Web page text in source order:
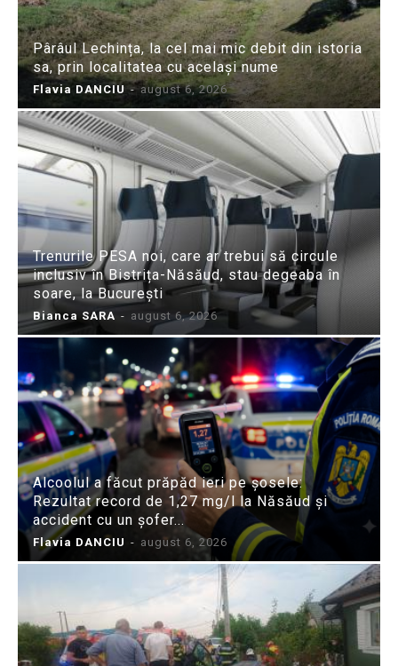
Pârâul Lechința, la cel mai mic debit din istoria
sa, prin localitatea cu același nume
Flavia DANCIU - august 6, 2026
Trenurile PESA noi, care ar trebui să circule
inclusiv în Bistrița-Năsăud, stau degeaba în
soare, la București
Bianca SARA - august 6, 2026
Alcoolul a făcut prăpăd ieri pe șosele:
Rezultat record de 1,27 mg/l la Năsăud și
accident cu un șofer...
Flavia DANCIU - august 6, 2026